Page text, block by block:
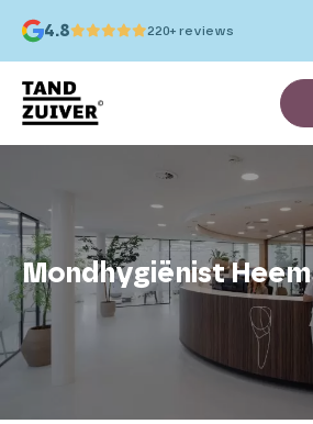
4.8 220+ reviews
Mondhygiënist